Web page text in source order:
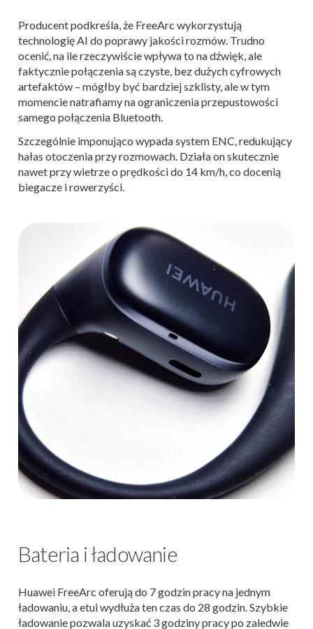
Producent podkreśla, że FreeArc wykorzystują
technologię AI do poprawy jakości rozmów. Trudno
ocenić, na ile rzeczywiście wpływa to na dźwięk, ale
faktycznie połączenia są czyste, bez dużych cyfrowych
artefaktów – mógłby być bardziej szklisty, ale w tym
momencie natrafiamy na ograniczenia przepustowości
samego połączenia Bluetooth.
Szczególnie imponująco wypada system ENC, redukujący
hałas otoczenia przy rozmowach. Działa on skutecznie
nawet przy wietrze o prędkości do 14 km/h, co docenią
biegacze i rowerzyści.
Bateria i ładowanie
Huawei FreeArc oferują do 7 godzin pracy na jednym
ładowaniu, a etui wydłuża ten czas do 28 godzin. Szybkie
ładowanie pozwala uzyskać 3 godziny pracy po zaledwie